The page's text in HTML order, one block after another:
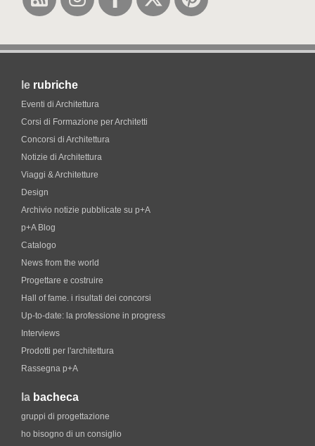
le rubriche
Eventi di Architettura
Corsi di Formazione per Architetti
Concorsi di Architettura
Notizie di Architettura
Viaggi & Architetture
Design
Archivio notizie pubblicate su p+A
p+A Blog
Catalogo
News from the world
Progettare e costruire
Hall of fame. i risultati dei concorsi
Up-to-date: la professione in progress
Interviews
Prodotti per l'architettura
Rassegna p+A
la bacheca
gruppi di progettazione
ho bisogno di un consiglio